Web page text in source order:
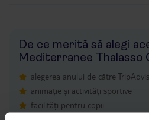
De ce merită să alegi
Mediterranee Thalasso
alegerea anului de către
animație și activități sportive
facilități pentru copii